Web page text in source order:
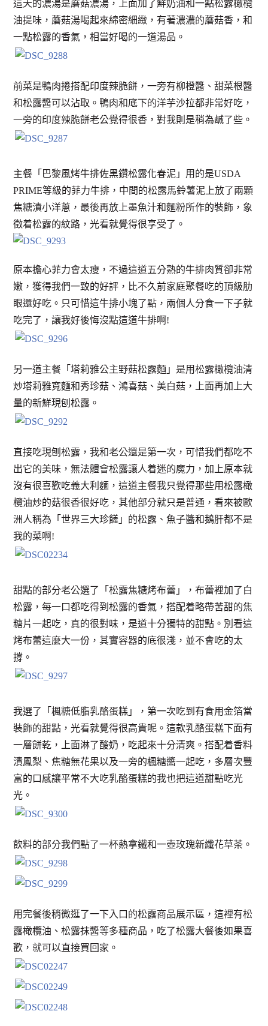
這天的濃湯是蘑菇濃湯，上面加了鮮奶油和一點松露橄欖
油提味，蘑菇湯喝起來綿密細緻，有著濃濃的蘑菇香，和
一點松露的香氣，相當好喝的一道湯品。
前菜是鴨肉捲搭配印度辣脆餅，一旁有柳橙醬、甜菜根醬
和松露醬可以沾取。鴨肉和底下的洋芋沙拉都非常好吃，
一旁的印度辣脆餅老公覺得很香，對我則是稍為鹹了些。
主餐「巴黎風烤牛排佐黑鑽松露化春泥」用的是USDA
PRIME等級的菲力牛排，中間的松露馬鈴薯泥上放了兩顆
焦糖漬小洋蔥，最後再放上墨魚汁和麵粉所作的裝飾，象
徵着松露的紋路，光看就覺得很享受了。
原本擔心菲力會太瘦，不過這道五分熟的牛排肉質卻非常
嫩，獲得我們一致的好評，比不久前家庭聚餐吃的頂級肋
眼還好吃。只可惜這牛排小塊了點，兩個人分食一下子就
吃完了，讓我好後悔沒點這道牛排啊!
另一道主餐「塔莉雅公主野菇松露麵」是用松露橄欖油清
炒塔莉雅寬麵和秀珍菇、鴻喜菇、美白菇，上面再加上大
量的新鮮現刨松露。
直接吃現刨松露，我和老公還是第一次，可惜我們都吃不
出它的美味，無法體會松露讓人着迷的魔力，加上原本就
沒有很喜歡吃義大利麵，這道主餐我只覺得那些用松露橄
欖油炒的菇很香很好吃，其他部分就只是普通，看來被歐
洲人稱為「世界三大珍饈」的松露、魚子醬和鵝肝都不是
我的菜啊!
甜點的部分老公選了「松露焦糖烤布蕾」，布蕾裡加了白
松露，每一口都吃得到松露的香氣，搭配着略帶苦甜的焦
糖片一起吃，真的很對味，是道十分獨特的甜點。別看這
烤布蕾這麼大一份，其實容器的底很淺，並不會吃的太
撐。
我選了「楓糖低脂乳酪蛋糕」，第一次吃到有食用金箔當
裝飾的甜點，光看就覺得很高貴呢。這款乳酪蛋糕下面有
一層餅乾，上面淋了酸奶，吃起來十分清爽。搭配着香料
漬鳳梨、焦糖無花果以及一旁的楓糖醬一起吃，多層次豐
富的口感讓平常不大吃乳酪蛋糕的我也把這道甜點吃光
光。
飲料的部分我們點了一杯熱拿鐵和一壺玫瑰新纖花草茶。
用完餐後稍微逛了一下入口的松露商品展示區，這裡有松
露橄欖油、松露抹醬等多種商品，吃了松露大餐後如果喜
歡，就可以直接買回家。